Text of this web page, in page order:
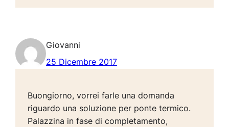
Giovanni
25 Dicembre 2017
Buongiorno, vorrei farle una domanda
riguardo una soluzione per ponte termico.
Palazzina in fase di completamento,